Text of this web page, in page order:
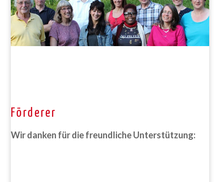
Förderer
Wir danken für die freundliche Unterstützung: